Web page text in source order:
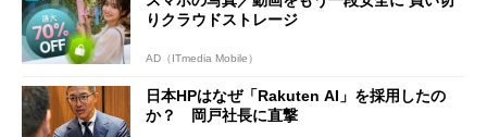
りクラウドストレージ
AD（ITmedia Mobile）
日本HPはなぜ「Rakuten AI」を採用したの
か？ 岡戸社長に直撃